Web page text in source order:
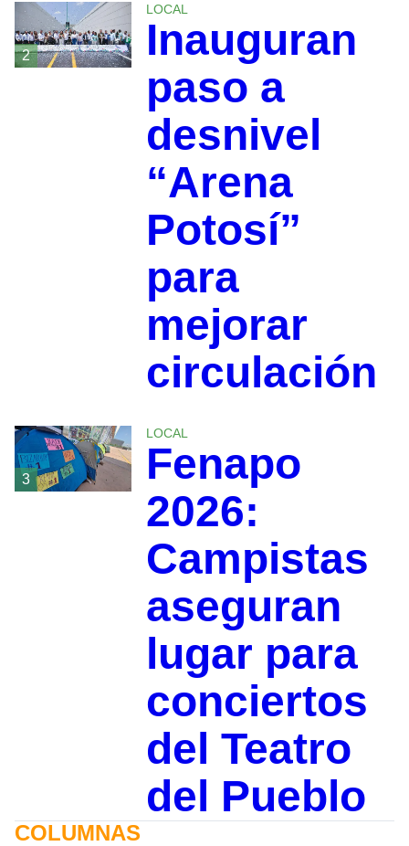
2
LOCAL
Inauguran
paso a
desnivel
“Arena
Potosí”
para
mejorar
circulación
3
LOCAL
Fenapo
2026:
Campistas
aseguran
lugar para
conciertos
del Teatro
del Pueblo
COLUMNAS